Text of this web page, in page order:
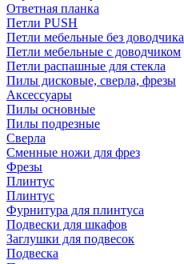
Ответная планка
Петли PUSH
Петли мебельные без доводчика
Петли мебельные с доводчиком
Петли распашные для стекла
Пилы дисковые, сверла, фрезы
Аксессуары
Пилы основные
Пилы подрезные
Сверла
Сменные ножи для фрез
Фрезы
Плинтус
Плинтус
Фурнитура для плинтуса
Подвески для шкафов
Заглушки для подвесок
Подвеска